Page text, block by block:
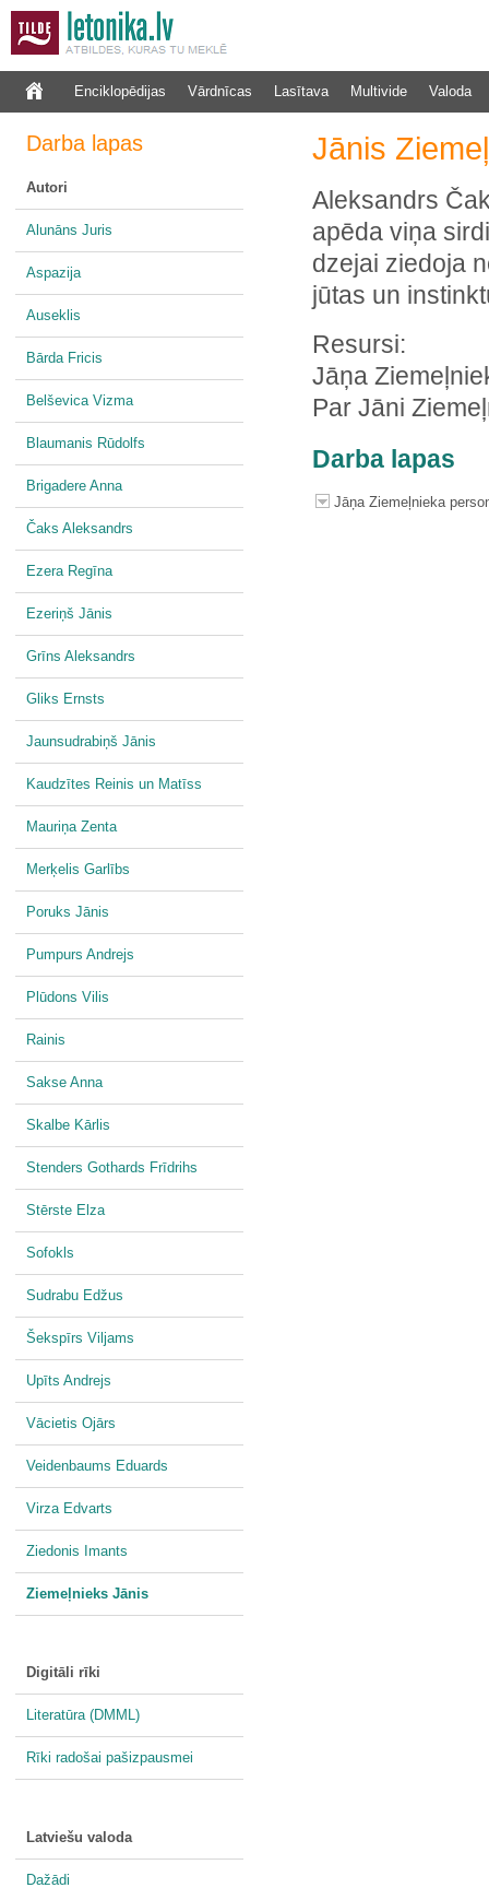
Enciklopēdijas Vārdnīcas Lasītava Multivide Valoda
Darba lapas
Autori
Alunāns Juris
Aspazija
Auseklis
Bārda Fricis
Belševica Vizma
Blaumanis Rūdolfs
Brigadere Anna
Čaks Aleksandrs
Ezera Regīna
Ezeriņš Jānis
Grīns Aleksandrs
Gliks Ernsts
Jaunsudrabiņš Jānis
Kaudzītes Reinis un Matīss
Mauriņa Zenta
Merķelis Garlībs
Poruks Jānis
Pumpurs Andrejs
Plūdons Vilis
Rainis
Sakse Anna
Skalbe Kārlis
Stenders Gothards Frīdrihs
Stērste Elza
Sofokls
Sudrabu Edžus
Šekspīrs Viljams
Upīts Andrejs
Vācietis Ojārs
Veidenbaums Eduards
Virza Edvarts
Ziedonis Imants
Ziemeļnieks Jānis
Digitāli rīki
Literatūra (DMML)
Rīki radošai pašizpausmei
Latviešu valoda
Dažādi
Jānis
Aleksandrs
apēda viņa
dzejai ziedoja
jūtas un
Resursi:
Jāņa
Par Jāni
Darba lapas
Jāņa Ziemeļnieka